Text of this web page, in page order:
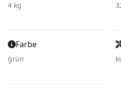
4 kg
Farbe
grün